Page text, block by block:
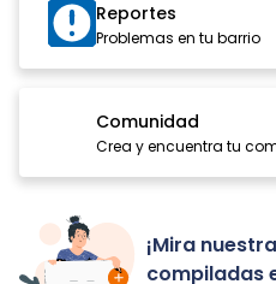
Reportes
Problemas en tu barrio
Comunidad
Crea y encuentra tu
¡Mira
compiladas